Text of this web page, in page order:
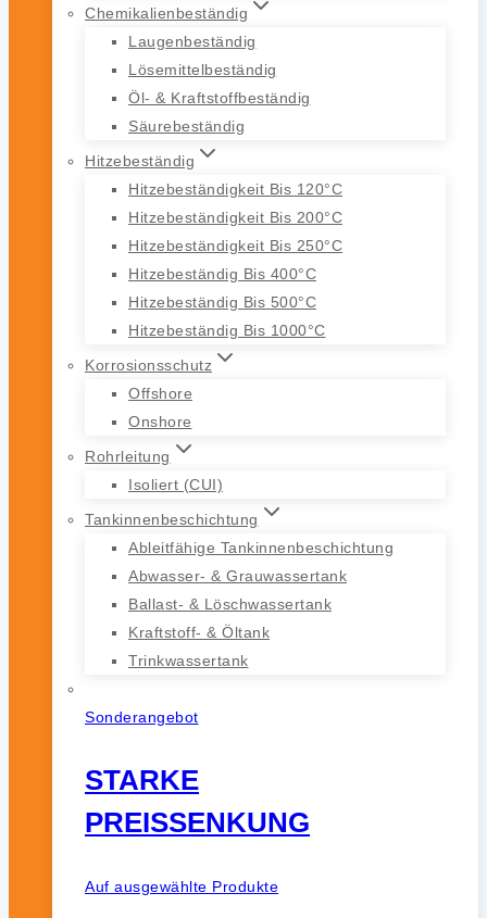
Chemikalienbeständig
Laugenbeständig
Lösemittelbeständig
Öl- & Kraftstoffbeständig
Säurebeständig
Hitzebeständig
Hitzebeständigkeit Bis 120°C
Hitzebeständigkeit Bis 200°C
Hitzebeständigkeit Bis 250°C
Hitzebeständig Bis 400°C
Hitzebeständig Bis 500°C
Hitzebeständig Bis 1000°C
Korrosionsschutz
Offshore
Onshore
Rohrleitung
Isoliert (CUI)
Tankinnenbeschichtung
Ableitfähige Tankinnenbeschichtung
Abwasser- & Grauwassertank
Ballast- & Löschwassertank
Kraftstoff- & Öltank
Trinkwassertank
Sonderangebot
STARKE
PREISSENKUNG
Auf ausgewählte Produkte